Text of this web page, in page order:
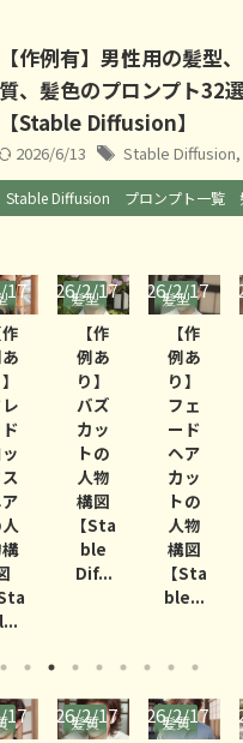
【作例有】男性用の髪型
質、髪色のプロンプト32
【Stable Diffusion】
2026/6/13 Stable Diffusion,
Stable Diffusion プロンプト一覧
17
作
髪型
2026/2/17
【作
例あ
り】
フェ
ード
ヘア
カッ
トの
人物
構図
【Sta
髪型
2026/2/17
【作
例あ
り】
ロン
グヘ
アの
人物
構図
【Sta
ble
Dif...
17 髪質
2026/2/17 髪質
2026/2/17